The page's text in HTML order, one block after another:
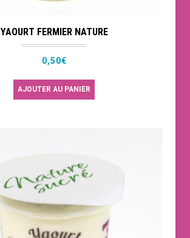
YAOURT FERMIER NATURE
0,50€
AJOUTER AU PANIER